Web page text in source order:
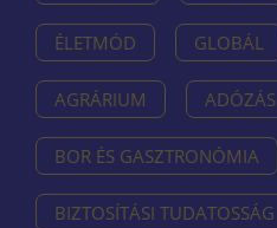
ÉLETMÓD GLOBÁL
AGRÁRIUM ADÓZÁS
BOR ÉS GASZTRONÓMIA
BIZTOSÍTÁSI TUDATOSSÁG